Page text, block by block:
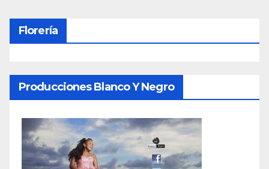
Florería
Producciones Blanco Y Negro